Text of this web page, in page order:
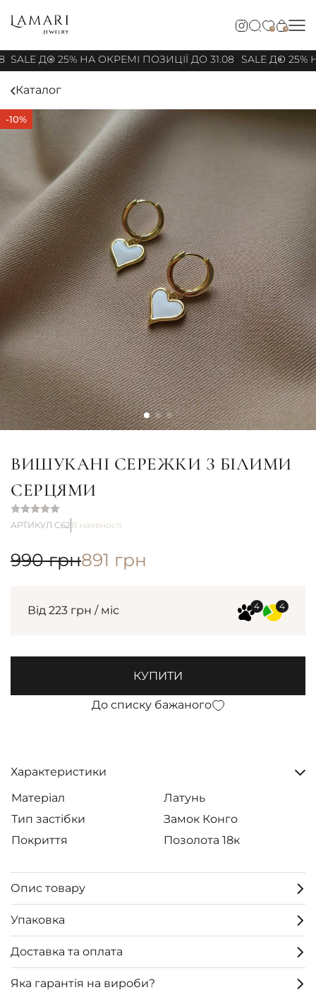
0 0
SALE ДО 25% НА ОКРЕМІ ПОЗИЦІЇ ДО 31.08 SALE ДО 25%
Каталог
-10%
ВИШУКАНІ СЕРЕЖКИ З БІЛИМИ
СЕРЦЯМИ
АРТИКУЛ С62 В наявності
990грн891 грн
Від 223 грн / міс
КУПИТИ
До списку бажаного
Характеристики
Матеріал
Латунь
Тип застібки
Замок Конго
Покриття
Позолота 18к
Опис товару
Упаковка
Доставка та оплата
Яка гарантія на вироби?